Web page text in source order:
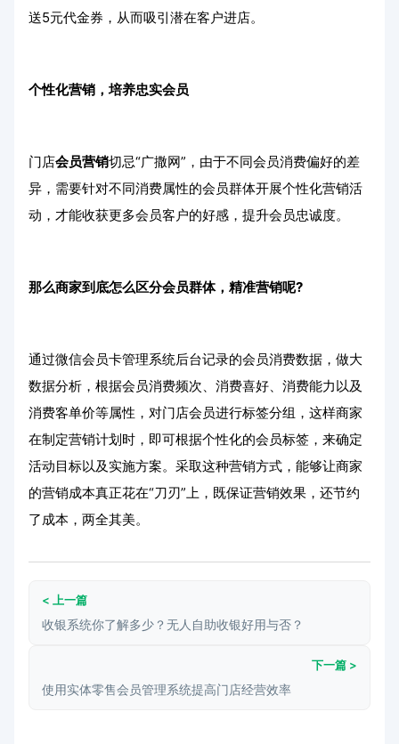
送5元代金券，从而吸引潜在客户进店。
个性化营销，培养忠实会员
门店会员营销切忌“广撒网”，由于不同会员消费偏好的差
异，需要针对不同消费属性的会员群体开展个性化营销活
动，才能收获更多会员客户的好感，提升会员忠诚度。
那么商家到底怎么区分会员群体，精准营销呢?
通过微信会员卡管理系统后台记录的会员消费数据，做大
数据分析，根据会员消费频次、消费喜好、消费能力以及
消费客单价等属性，对门店会员进行标签分组，这样商家
在制定营销计划时，即可根据个性化的会员标签，来确定
活动目标以及实施方案。采取这种营销方式，能够让商家
的营销成本真正花在“刀刃”上，既保证营销效果，还节约
了成本，两全其美。
< 上一篇
收银系统你了解多少？无人自助收银好用与否？
下一篇 >
使用实体零售会员管理系统提高门店经营效率